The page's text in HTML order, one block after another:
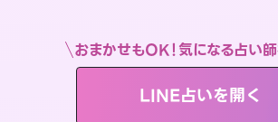
おまかせもOK！気になる占い
LINE占いを開く